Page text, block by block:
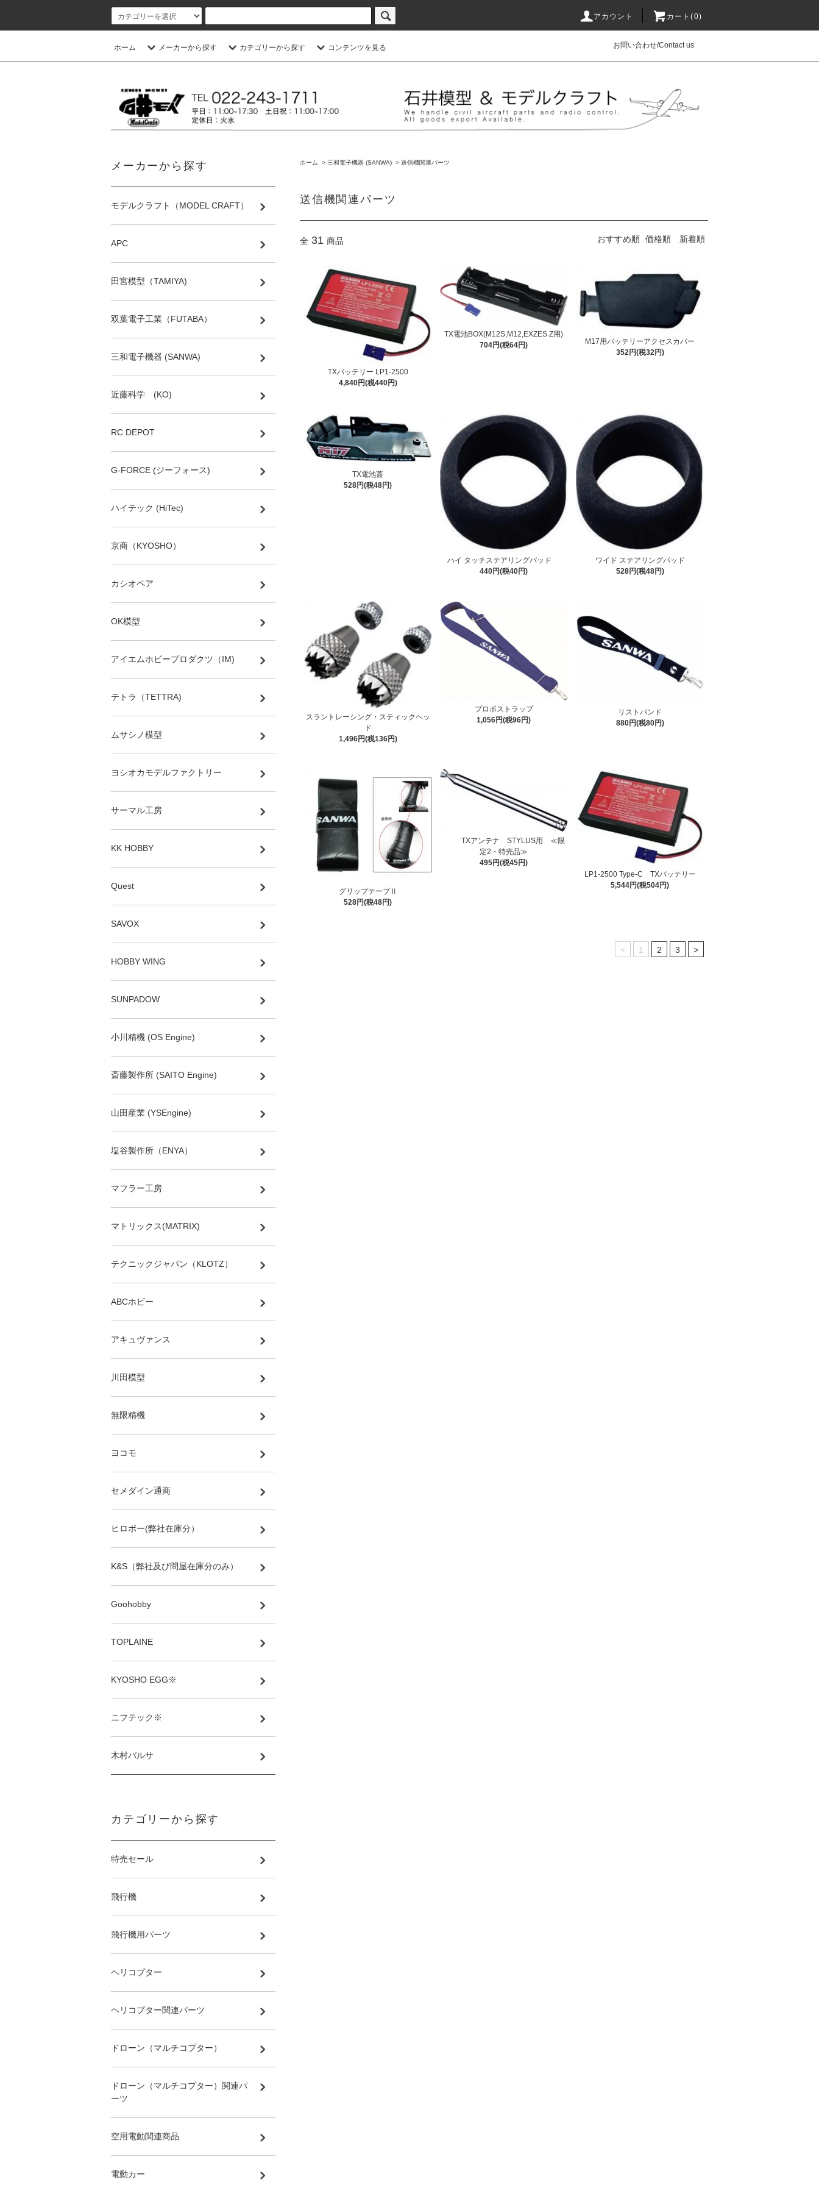
アカウント カート(0)
ホーム メーカーから探す カテゴリーから探す コンテンツを見る お問い合わせ/Contact us
ホーム > 三和電子機器 (SANWA) > 送信機関連パーツ
送信機関連パーツ
全 31 商品 おすすめ順 価格順 新着順
TXバッテリー LP1-2500
4,840円(税440円)
TX電池BOX(M12S,M12,EXZES Z用)
704円(税64円)
M17用バッテリーアクセスカバー
352円(税32円)
TX電池蓋
528円(税48円)
ハイ タッチステアリングパッド
440円(税40円)
ワイド ステアリングパッド
528円(税48円)
スラントレーシング・スティックヘッ
ド
1,496円(税136円)
プロポストラップ
1,056円(税96円)
リストバンド
880円(税80円)
グリップテープⅡ
528円(税48円)
TXアンテナ STYLUS用 ≪限
定2・特売品≫
495円(税45円)
LP1-2500 Type-C TXバッテリー
5,544円(税504円)
< 1 2 3 >
メーカーから探す
モデルクラフト（MODEL CRAFT）
APC
田宮模型（TAMIYA)
双葉電子工業（FUTABA）
三和電子機器 (SANWA)
近藤科学 (KO)
RC DEPOT
G-FORCE (ジーフォース)
ハイテック (HiTec)
京商（KYOSHO）
カシオペア
OK模型
アイエムホビープロダクツ（IM)
テトラ（TETTRA)
ムサシノ模型
ヨシオカモデルファクトリー
サーマル工房
KK HOBBY
Quest
SAVOX
HOBBY WING
SUNPADOW
小川精機 (OS Engine)
斎藤製作所 (SAITO Engine)
山田産業 (YSEngine)
塩谷製作所（ENYA）
マフラー工房
マトリックス(MATRIX)
テクニックジャパン（KLOTZ）
ABCホビー
アキュヴァンス
川田模型
無限精機
ヨコモ
セメダイン通商
ヒロボー(弊社在庫分）
K&S（弊社及び問屋在庫分のみ）
Goohobby
TOPLAINE
KYOSHO EGG※
ニフテック※
木村バルサ
カテゴリーから探す
特売セール
飛行機
飛行機用パーツ
ヘリコプター
ヘリコプター関連パーツ
ドローン（マルチコプター）
ドローン（マルチコプター）関連パ
ーツ
空用電動関連商品
電動カー